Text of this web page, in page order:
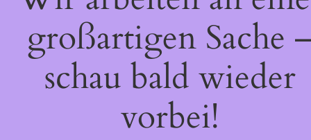
großartigen Sache
schau bald wieder
vorbei!